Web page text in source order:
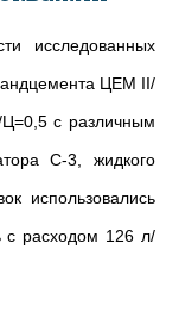
исследованных
ЦЕМ II/
с различным
С-3, жидкого
использовались
с расходом 126 л/